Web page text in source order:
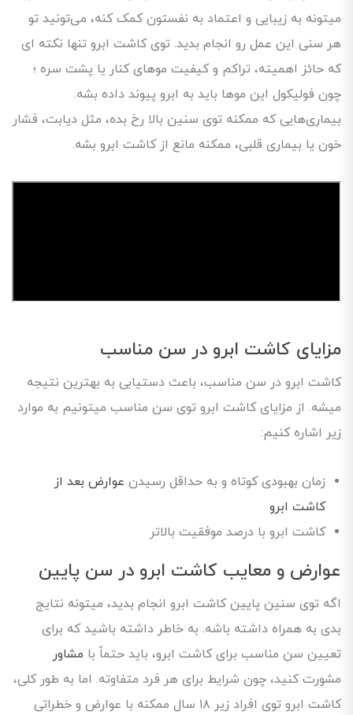
میتونه به زیبایی و اعتماد به نفستون کمک کنه، می‌تونید تو
هر سنی این عمل رو انجام بدید. توی کاشت ابرو تنها نکته ای
که حائز اهمیته، تراکم و کیفیت موهای کنار یا پشت سره ؛
چون فولیکول این مو‌ها باید به ابرو پیوند داده بشه.
بیماری‌هایی که ممکنه توی سنین بالا رخ بده، مثل دیابت، فشار
خون یا بیماری قلبی، ممکنه مانع از کاشت ابرو بشه.
مزایای کاشت ابرو در سن مناسب
کاشت ابرو در سن مناسب، باعث دستیابی به بهترین نتیجه
میشه. از مزایای کاشت ابرو توی سن مناسب میتونیم به موارد
زیر اشاره کنیم:
زمان بهبودی کوتاه و به حداقل رسیدن عوارض بعد از
کاشت ابرو
کاشت ابرو با درصد موفقیت بالاتر
عوارض و معایب کاشت ابرو در سن پایین
اگه توی سنین پایین کاشت ابرو انجام بدید، میتونه نتایج
بدی به همراه داشته باشه. به خاطر داشته باشید که برای
تعیین سن مناسب برای کاشت ابرو، باید حتماً با مشاور
مشورت کنید، چون شرایط برای هر فرد متفاوته. اما به طور کلی،
کاشت ابرو توی افراد زیر ۱۸ سال ممکنه با عوارض و خطراتی